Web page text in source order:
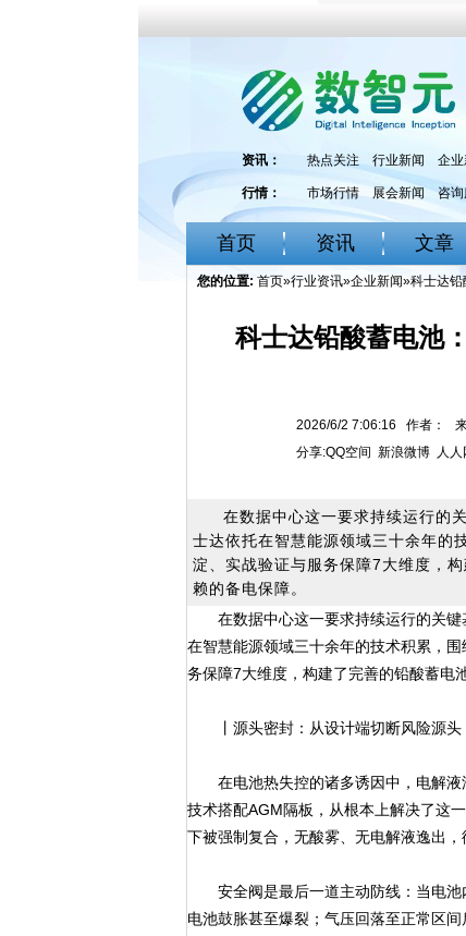
资讯： 热点关注 行业新闻 企业
行情： 市场行情 展会新闻 咨
首页 资讯 文章
您的位置: 首页»行业资讯»企业新闻»科士达铅
科士达铅酸蓄电池
2026/6/2 7:06:16 作者：
分享:QQ空间 新浪微博 人人
在数据中心这一要求持续运行的
士达依托在智慧能源领域三十余年的
淀、实战验证与服务保障7大维度，
赖的备电保障。
在数据中心这一要求持续运行的关
在智慧能源领域三十余年的技术积累，
务保障7大维度，构建了完善的铅酸蓄电
丨源头密封：从设计端切断风险源头
在电池热失控的诸多诱因中，电解液
技术搭配AGM隔板，从根本上解决了这
下被强制复合，无酸雾、无电解液逸出
安全阀是最后一道主动防线：当电池
电池鼓胀甚至爆裂；气压回落至正常区